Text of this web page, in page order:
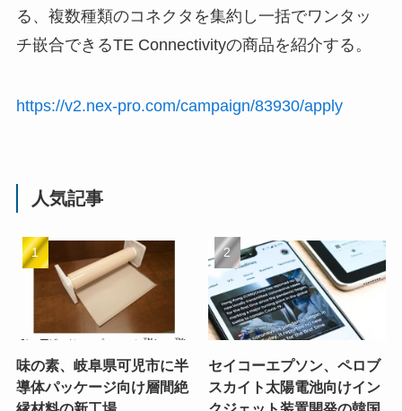
る、複数種類のコネクタを集約し⼀括でワンタッ
チ嵌合できるTE Connectivityの商品を紹介する。
https://v2.nex-pro.com/campaign/83930/apply
人気記事
味の素、岐阜県可児市に半
導体パッケージ向け層間絶
セイコーエプソン、ペロブ
スカイト太陽電池向けイン